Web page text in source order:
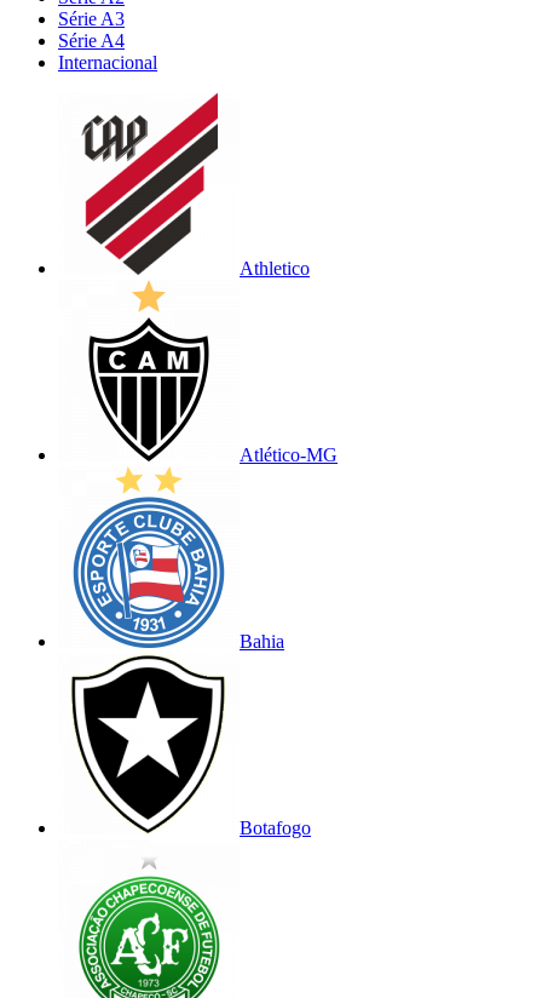
Série A3
Série A4
Internacional
Athletico
Atlético-MG
Bahia
Botafogo